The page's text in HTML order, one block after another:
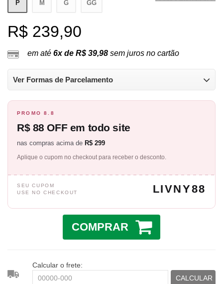
P M G GG
R$ 239,90
em até 6x de R$ 39,98 sem juros no cartão
Ver Formas de Parcelamento
PROMO 8.8
R$ 88 OFF em todo site
nas compras acima de R$ 299
Aplique o cupom no checkout para receber o desconto.
SEU CUPOM
USE NO CHECKOUT
LIVNY88
COMPRAR
Calcular o frete:
CALCULAR